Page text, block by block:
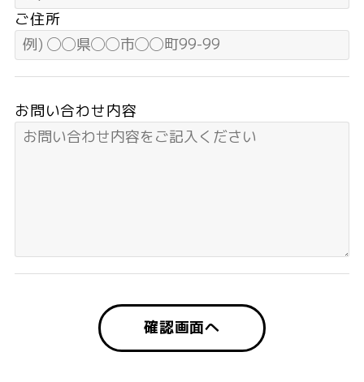
ご住所
お問い合わせ内容
確認画面へ